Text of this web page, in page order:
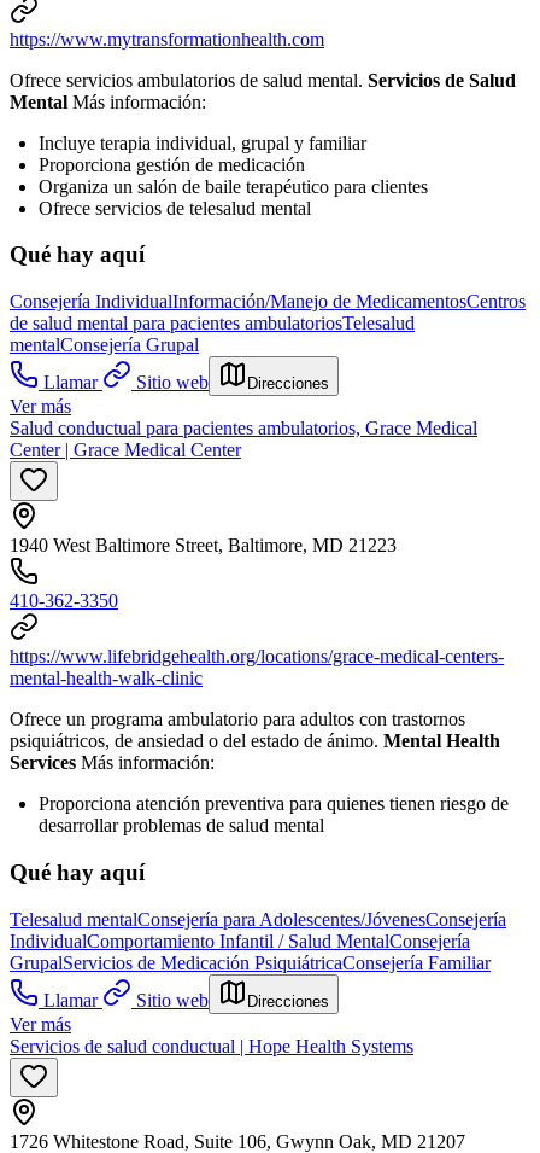
https://www.mytransformationhealth.com
Ofrece servicios ambulatorios de salud mental. Servicios de Salud
Mental Más información:
Incluye terapia individual, grupal y familiar
Proporciona gestión de medicación
Organiza un salón de baile terapéutico para clientes
Ofrece servicios de telesalud mental
Qué hay aquí
Consejería IndividualInformación/Manejo de MedicamentosCentros
de salud mental para pacientes ambulatoriosTelesalud
mentalConsejería Grupal
Llamar
Sitio web Direcciones
Ver más
Salud conductual para pacientes ambulatorios, Grace Medical
Center | Grace Medical Center
1940 West Baltimore Street, Baltimore, MD 21223
410-362-3350
https://www.lifebridgehealth.org/locations/grace-medical-centers-
mental-health-walk-clinic
Ofrece un programa ambulatorio para adultos con trastornos
psiquiátricos, de ansiedad o del estado de ánimo. Mental Health
Services Más información:
Proporciona atención preventiva para quienes tienen riesgo de
desarrollar problemas de salud mental
Qué hay aquí
Telesalud mentalConsejería para Adolescentes/JóvenesConsejería
IndividualComportamiento Infantil / Salud MentalConsejería
GrupalServicios de Medicación PsiquiátricaConsejería Familiar
Llamar
Sitio web Direcciones
Ver más
Servicios de salud conductual | Hope Health Systems
1726 Whitestone Road, Suite 106, Gwynn Oak, MD 21207